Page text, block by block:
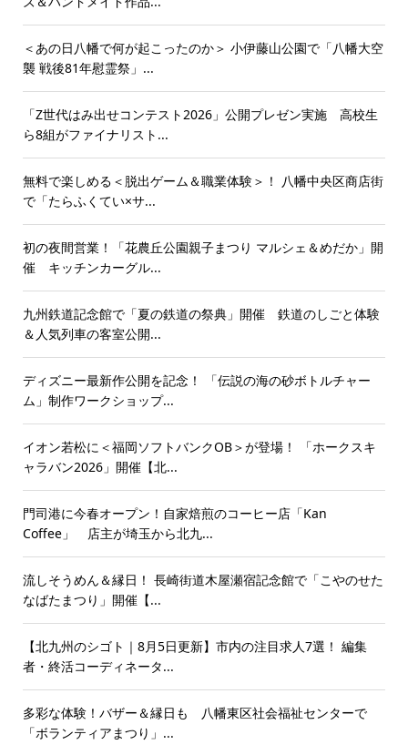
＜あの日八幡で何が起こったのか＞ 小伊藤山公園で「八幡大空
襲 戦後81年慰霊祭」...
「Z世代はみ出せコンテスト2026」公開プレゼン実施 高校生
ら8組がファイナリスト...
無料で楽しめる＜脱出ゲーム＆職業体験＞！ 八幡中央区商店街
で「たらふくてい×サ...
初の夜間営業！「花農丘公園親子まつり マルシェ＆めだか」開
催 キッチンカーグル...
九州鉄道記念館で「夏の鉄道の祭典」開催 鉄道のしごと体験
＆人気列車の客室公開...
ディズニー最新作公開を記念！ 「伝説の海の砂ボトルチャー
ム」制作ワークショップ...
イオン若松に＜福岡ソフトバンクOB＞が登場！ 「ホークスキ
ャラバン2026」開催【北...
門司港に今春オープン！自家焙煎のコーヒー店「Kan
Coffee」 店主が埼玉から北九...
流しそうめん＆縁日！ 長崎街道木屋瀬宿記念館で「こやのせた
なばたまつり」開催【...
【北九州のシゴト｜8月5日更新】市内の注目求人7選！ 編集
者・終活コーディネータ...
多彩な体験！バザー＆縁日も 八幡東区社会福祉センターで
「ボランティアまつり」...